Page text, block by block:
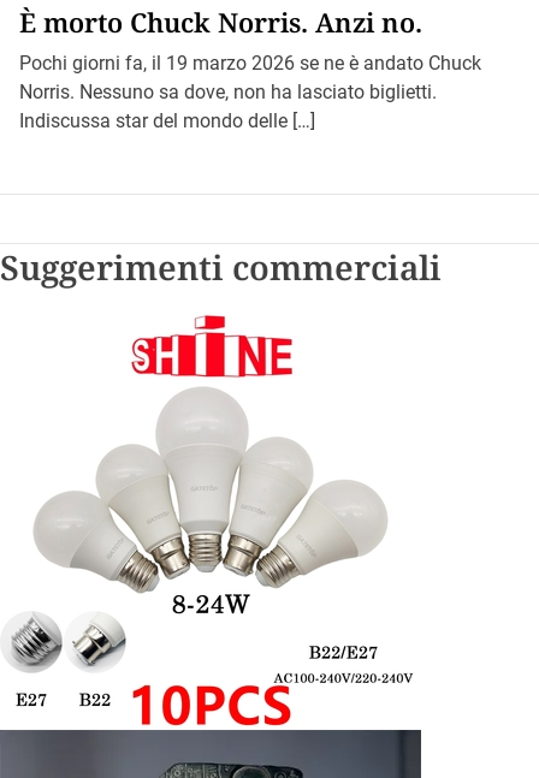
È morto Chuck Norris. Anzi no.
Pochi giorni fa, il 19 marzo 2026 se ne è andato Chuck
Norris. Nessuno sa dove, non ha lasciato biglietti.
Indiscussa star del mondo delle […]
Suggerimenti commerciali